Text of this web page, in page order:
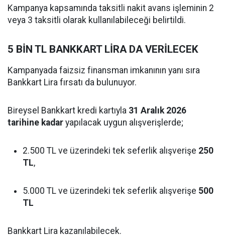
Kampanya kapsamında taksitli nakit avans işleminin 2
veya 3 taksitli olarak kullanılabileceği belirtildi.
5 BİN TL BANKKART LİRA DA VERİLECEK
Kampanyada faizsiz finansman imkanının yanı sıra
Bankkart Lira fırsatı da bulunuyor.
Bireysel Bankkart kredi kartıyla 31 Aralık 2026
tarihine kadar yapılacak uygun alışverişlerde;
2.500 TL ve üzerindeki tek seferlik alışverişe 250
TL,
5.000 TL ve üzerindeki tek seferlik alışverişe 500
TL
Bankkart Lira kazanılabilecek.